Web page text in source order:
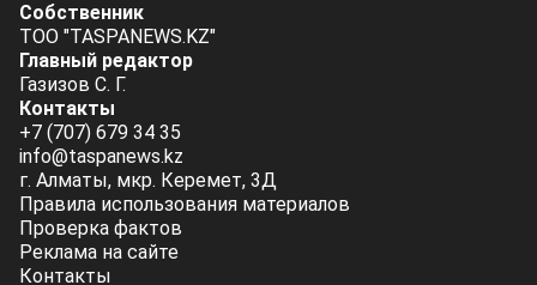
Собственник
ТОО "TASPANEWS.KZ"
Главный редактор
Газизов С. Г.
Контакты
+7 (707) 679 34 35
info@taspanews.kz
г. Алматы, мкр. Керемет, 3Д
Правила использования материалов
Проверка фактов
Реклама на сайте
Контакты